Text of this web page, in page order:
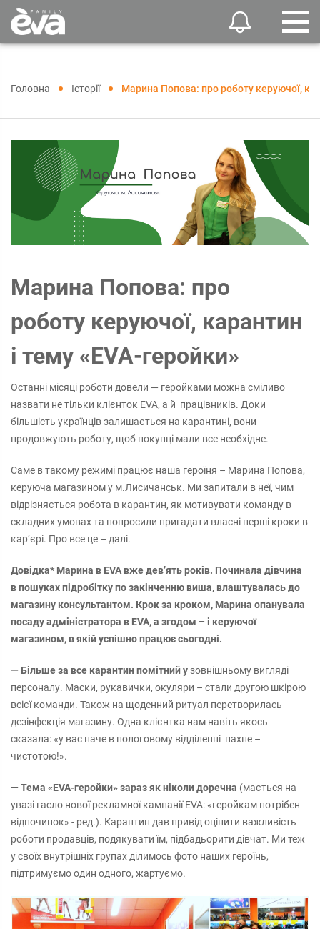
Головна Історії Марина Попова: про роботу керуючої,
Марина Попова: про
роботу керуючої, карантин
і тему «EVA-геройки»
Останні місяці роботи довели — геройками можна сміливо
назвати не тільки клієнток EVA, а й працівників. Доки
більшість українців залишається на карантині, вони
продовжують роботу, щоб покупці мали все необхідне.
Саме в такому режимі працює наша героїня – Марина Попова,
керуюча магазином у м.Лисичанськ. Ми запитали в неї, чим
відрізняється робота в карантин, як мотивувати команду в
складних умовах та попросили пригадати власні перші кроки в
кар’єрі. Про все це – далі.
Довідка* Марина в EVA вже дев’ять років. Починала дівчина
в пошуках підробітку по закінченню виша, влаштувалась до
магазину консультантом. Крок за кроком, Марина опанувала
посаду адміністратора в ЕVA, а згодом – і керуючої
магазином, в якій успішно працює сьогодні.
— Більше за все карантин помітний узовнішньому вигляді
персоналу. Маски, рукавички, окуляри – стали другою шкірою
всієї команди. Також на щоденний ритуал перетворилась
дезінфекція магазину. Одна клієнтка нам навіть якось
сказала: «у вас наче в пологовому відділенні пахне –
чистотою!».
— Тема «EVA-геройки» зараз як ніколи доречна (мається на
увазі гасло нової рекламної кампанії EVA: «геройкам потрібен
відпочинок» - ред.). Карантин дав привід оцінити важливість
роботи продавців, подякувати їм, підбадьорити дівчат. Ми теж
у своїх внутрішніх групах ділимось фото наших героїнь,
підтримуємо один одного, жартуємо.